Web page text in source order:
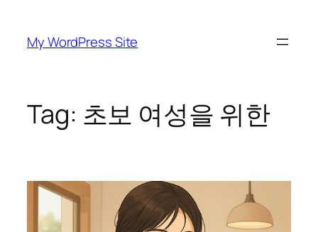
content
My WordPress Site
Tag: 초보 여성을 위한